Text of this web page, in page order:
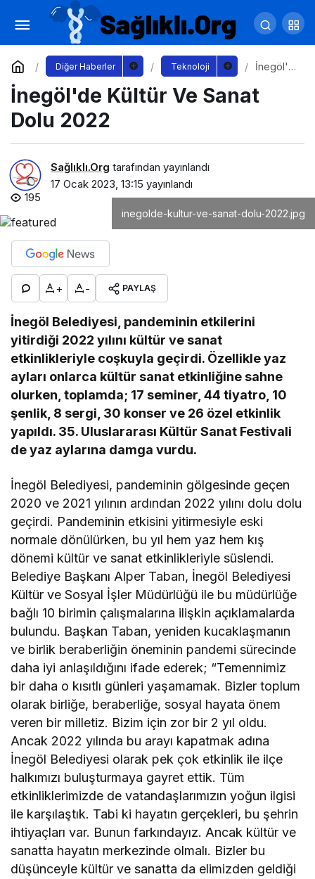
Diğer Haberler Teknoloji
İnegöl'd
Ve Sanat
Dolu
İnegöl'de Kültür Ve Sanat
Dolu 2022
Sağlıklı.Org tarafından yayınlandı
17 Ocak 2023, 13:15 yayınlandı
195
inegolde-kultur-ve-sanat-dolu-2022.jpg
+ - PAYLAŞ
İnegöl Belediyesi, pandeminin etkilerini
yitirdiği 2022 yılını kültür ve sanat
etkinlikleriyle coşkuyla geçirdi. Özellikle yaz
ayları onlarca kültür sanat etkinliğine sahne
olurken, toplamda; 17 seminer, 44 tiyatro, 10
şenlik, 8 sergi, 30 konser ve 26 özel etkinlik
yapıldı. 35. Uluslararası Kültür Sanat Festivali
de yaz aylarına damga vurdu.
İnegöl Belediyesi, pandeminin gölgesinde geçen
2020 ve 2021 yılının ardından 2022 yılını dolu dolu
geçirdi. Pandeminin etkisini yitirmesiyle eski
normale dönülürken, bu yıl hem yaz hem kış
dönemi kültür ve sanat etkinlikleriyle süslendi.
Belediye Başkanı Alper Taban, İnegöl Belediyesi
Kültür ve Sosyal İşler Müdürlüğü ile bu müdürlüğe
bağlı 10 birimin çalışmalarına ilişkin açıklamalarda
bulundu. Başkan Taban, yeniden kucaklaşmanın
ve birlik beraberliğin öneminin pandemi sürecinde
daha iyi anlaşıldığını ifade ederek; “Temennimiz
bir daha o kısıtlı günleri yaşamamak. Bizler toplum
olarak birliğe, beraberliğe, sosyal hayata önem
veren bir milletiz. Bizim için zor bir 2 yıl oldu.
Ancak 2022 yılında bu arayı kapatmak adına
İnegöl Belediyesi olarak pek çok etkinlik ile ilçe
halkımızı buluşturmaya gayret ettik. Tüm
etkinliklerimizde de vatandaşlarımızın yoğun ilgisi
ile karşılaştık. Tabi ki hayatın gerçekleri, bu şehrin
ihtiyaçları var. Bunun farkındayız. Ancak kültür ve
sanatta hayatın merkezinde olmalı. Bizler bu
düşünceyle kültür ve sanatta da elimizden geldiği
Müzik, Sohbet ve Eğlence Dolu Yeni Program
“Fi Fijör" Zorlu PSM Youtube Kanalında Başlıyor!
Yorum Yap Paylaş